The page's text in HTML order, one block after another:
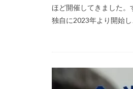
ほど開催してきました
独自に2023年より開始